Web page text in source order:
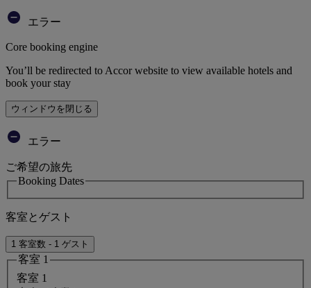
エラー
Core booking engine
You’ll be redirected to Accor website to view available hotels and
book your stay
ウィンドウを閉じる
エラー
ご希望の旅先
Booking Dates
客室とゲスト
1 客室数 - 1 ゲスト
客室 1
客室 1